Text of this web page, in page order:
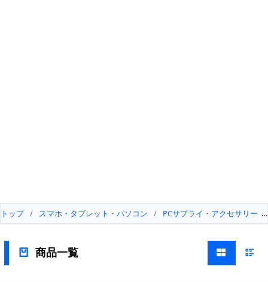
トップ / スマホ・タブレット・パソコン / PCサプライ・アクセサリー /
商品一覧